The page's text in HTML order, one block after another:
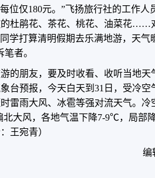
位仅180元。”飞扬旅行社的工作人
杜鹃花、茶花、桃花、油菜花……
学打算清明假期去乐满地游，天气
者。
的朋友，要及时收看、收听当地天
台预报，今天白天到31日，受冷空
雷雨大风、冰雹等强对流天气。冷
北大风，各地气温下降7-9℃，局部
王宛青）
编